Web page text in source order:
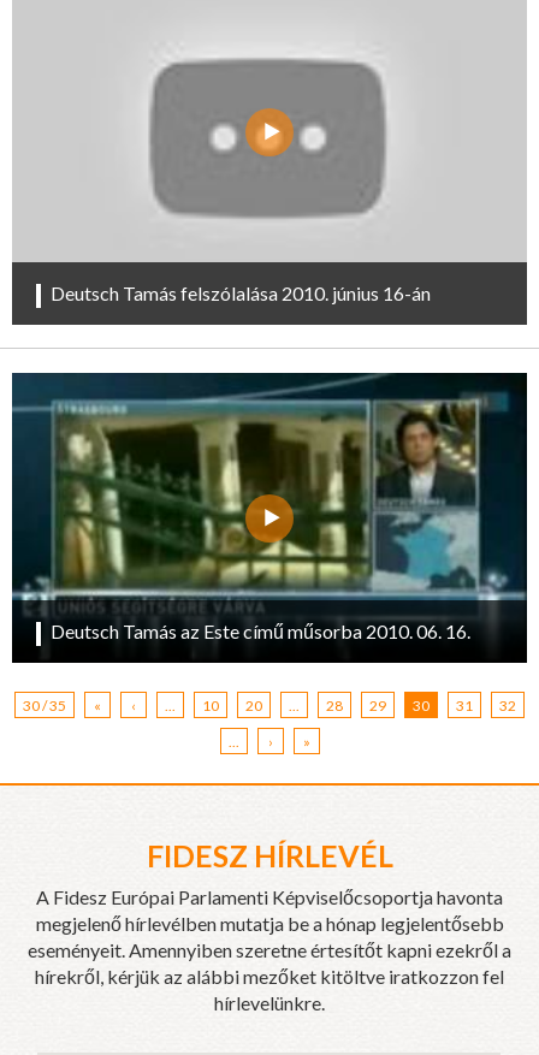
Deutsch Tamás felszólalása 2010. június 16-án
Deutsch Tamás az Este című műsorba 2010. 06. 16.
30 / 35 « ‹ ... 10 20 ... 28 29 30 31
32
...
› »
FIDESZ HÍRLEVÉL
A Fidesz Európai Parlamenti Képviselőcsoportja havonta
megjelenő hírlevélben mutatja be a hónap legjelentősebb
eseményeit. Amennyiben szeretne értesítőt kapni ezekről a
hírekről, kérjük az alábbi mezőket kitöltve iratkozzon fel
hírlevelünkre.